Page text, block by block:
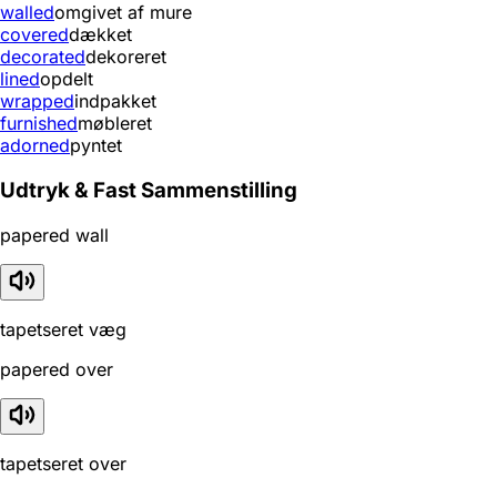
walledomgivet af mure
covereddækket
decorateddekoreret
linedopdelt
wrappedindpakket
furnishedmøbleret
adornedpyntet
Udtryk & Fast Sammenstilling
papered wall
tapetseret væg
papered over
tapetseret over